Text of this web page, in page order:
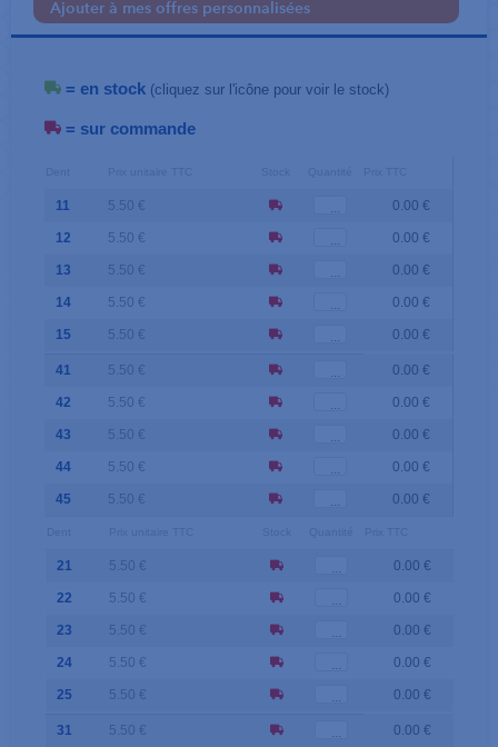
Ajouter à mes offres personnalisées
= en stock (cliquez sur l'icône pour voir le stock)
= sur commande
11 5.50 € 0.00 €
12 5.50 € 0.00 €
13 5.50 € 0.00 €
14 5.50 € 0.00 €
15 5.50 € 0.00 €
41 5.50 € 0.00 €
42 5.50 € 0.00 €
43 5.50 € 0.00 €
44 5.50 € 0.00 €
45 5.50 € 0.00 €
21 5.50 € 0.00 €
22 5.50 € 0.00 €
23 5.50 € 0.00 €
24 5.50 € 0.00 €
25 5.50 € 0.00 €
31 5.50 € 0.00 €